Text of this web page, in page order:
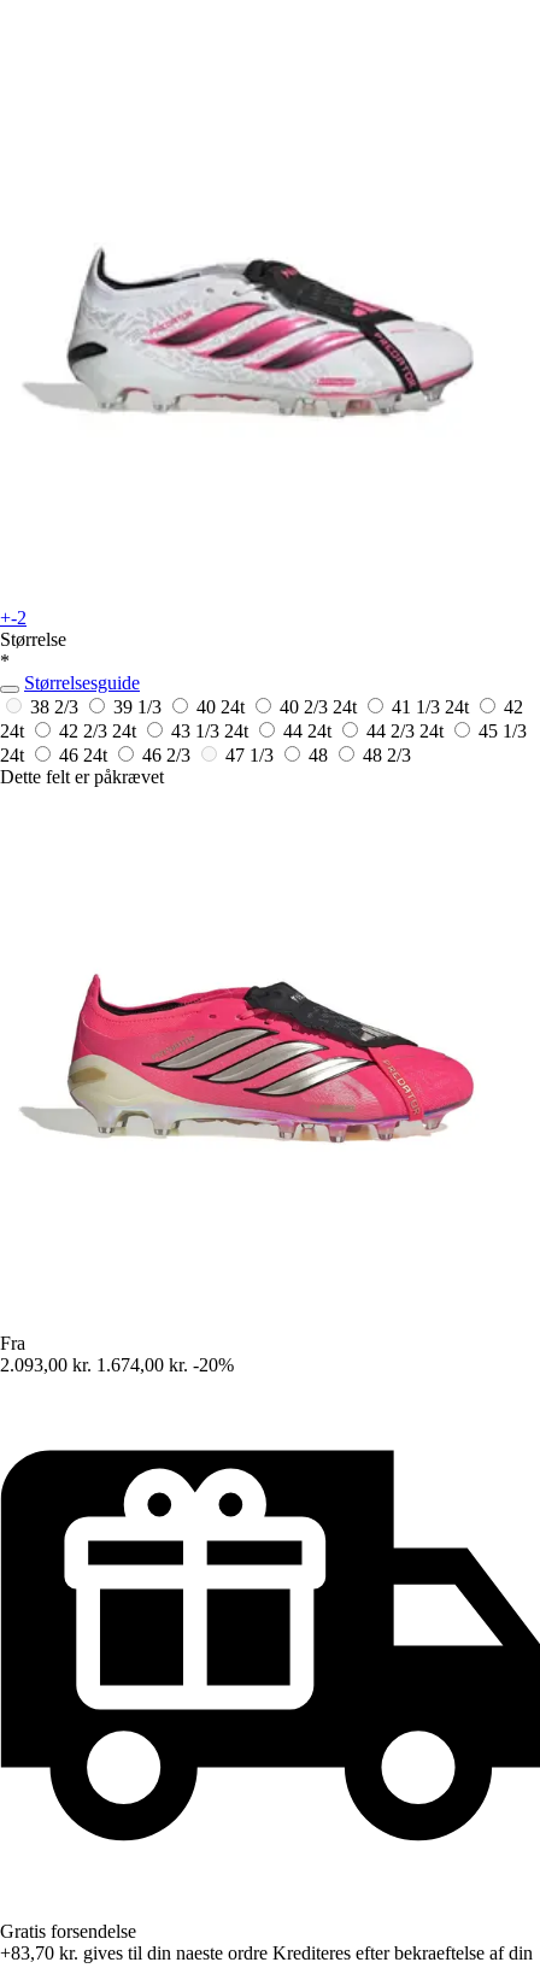
+-2
Størrelse
*
Størrelsesguide
38 2/3
39 1/3 40 24t 40 2/3 24t 41 1/3 24t
42
24t
42 2/3 24t 43 1/3 24t 44 24t 44 2/3 24t
45 1/3
24t
46 24t 46 2/3 47 1/3 48
48 2/3
Dette felt er påkrævet
Fra
2.093,00 kr. 1.674,00 kr. -20%
Gratis forsendelse
+83,70 kr. gives til din naeste ordre Krediteres efter bekraeftelse af din